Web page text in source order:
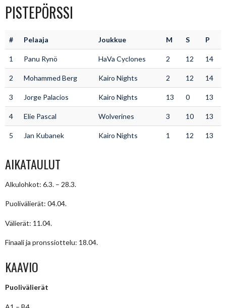
PISTEPÖRSSI
# Pelaaja Joukkue M S P
1 Panu Rynö HaVa Cyclones 2 12 14
2 Mohammed Berg Kairo Nights 2 12 14
3 Jorge Palacios Kairo Nights 13 0 13
4 Elie Pascal Wolverines 3 10 13
5 Jan Kubanek Kairo Nights 1 12 13
AIKATAULUT
Alkulohkot: 6.3. – 28.3.
Puolivälierät: 04.04.
Välierät: 11.04.
Finaali ja pronssiottelu: 18.04.
KAAVIO
Puolivälierät